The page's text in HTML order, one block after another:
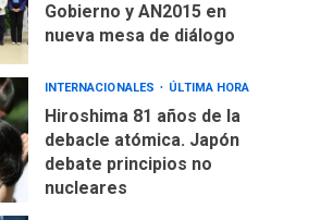
Gobierno y AN2015 en
nueva mesa de diálogo
INTERNACIONALES ÚLTIMA HORA
Hiroshima 81 años de la
debacle atómica. Japón
debate principios no
nucleares